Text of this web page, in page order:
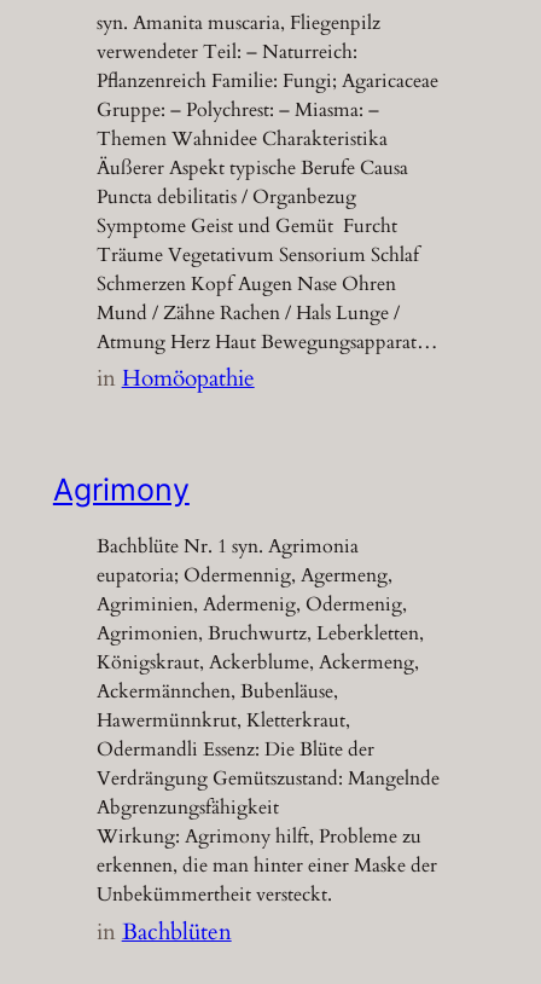
syn. Amanita muscaria, Fliegenpilz
verwendeter Teil: – Naturreich:
Pflanzenreich Familie: Fungi; Agaricaceae
Gruppe: – Polychrest: – Miasma: –
Themen Wahnidee Charakteristika
Äußerer Aspekt typische Berufe Causa
Puncta debilitatis / Organbezug
Symptome Geist und Gemüt Furcht
Träume Vegetativum Sensorium Schlaf
Schmerzen Kopf Augen Nase Ohren
Mund / Zähne Rachen / Hals Lunge /
Atmung Herz Haut Bewegungsapparat…
inHomöopathie
Agrimony
Bachblüte Nr. 1 syn. Agrimonia
eupatoria; Odermennig, Agermeng,
Agriminien, Adermenig, Odermenig,
Agrimonien, Bruchwurtz, Leberkletten,
Königskraut, Ackerblume, Ackermeng,
Ackermännchen, Bubenläuse,
Hawermünnkrut, Kletterkraut,
Odermandli Essenz: Die Blüte der
Verdrängung Gemütszustand: Mangelnde
Abgrenzungsfähigkeit
Wirkung: Agrimony hilft, Probleme zu
erkennen, die man hinter einer Maske der
Unbekümmertheit versteckt.
inBachblüten